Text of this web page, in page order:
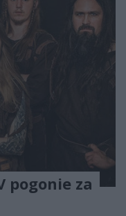
pogonie za